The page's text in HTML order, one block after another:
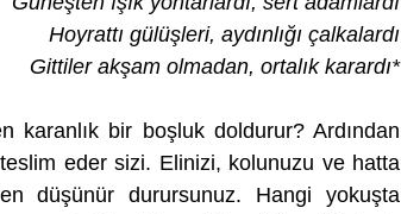
Hoyrattı gülüşleri, aydınlığı çalkalardı
Gittiler akşam olmadan, ortalık karardı*
karanlık bir boşluk doldurur? Ardından
eder sizi. Elinizi, kolunuzu ve hatta
düşünür durursunuz. Hangi yokuşta